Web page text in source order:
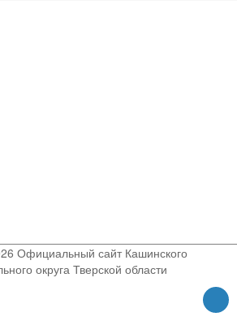
Официальный сайт Кашинского
округа Тверской области